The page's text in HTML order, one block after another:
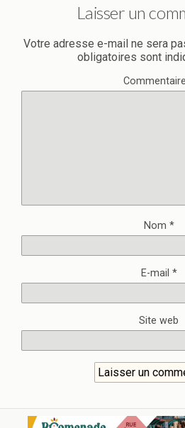
Laisser un
Votre adresse e-mail ne sera
obligatoires sont
Commentaire
Nom *
E-mail *
Site web